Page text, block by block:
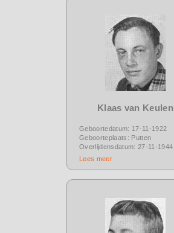
Klaas van Keulen
Geboortedatum: 17-11-1922
Geboorteplaats: Putten
Overlijdensdatum: 27-11-1944
Lees meer